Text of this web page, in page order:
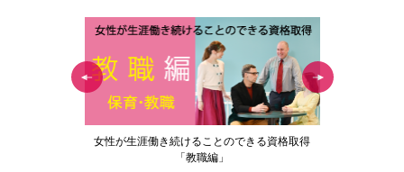
女性が生涯働き続けることのできる資格取得
梅花女子大学 SDGsへの